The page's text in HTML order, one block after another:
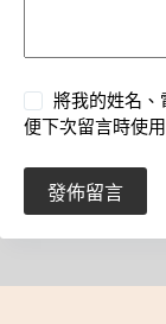
將我的姓名
便下次留言時使用
發佈留言